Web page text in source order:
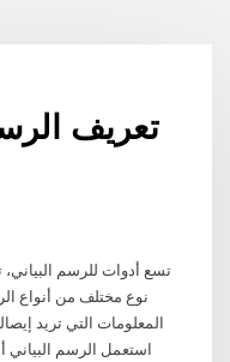
تعريف
نوع مختلف من أنواع